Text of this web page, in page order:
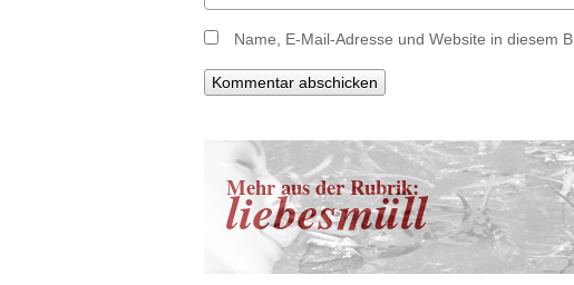
Name, E-Mail-Adresse und Website in diesem
Mehr aus der Rubrik:
liebesmüll